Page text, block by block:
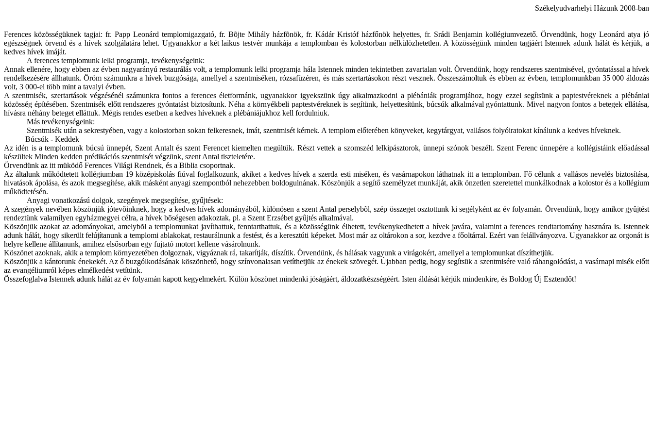
Székelyudvarhelyi Házunk 2008-ban
Ferences közösségüknek tagjai: fr. Papp Leonárd templomigazgató, fr. Bõjte Mihály házfõnök, fr. Kádár Kristóf házfőnök helyettes, fr. Srádi Benjamin kollégiumvezető. Örvendünk, hogy Leonárd atya jó
egészségnek örvend és a hívek szolgálatára lehet. Ugyanakkor a két laikus testvér munkája a templomban és kolostorban nélkülözhetetlen. A közösségünk minden tagjáért Istennek adunk hálát és kérjük, a
kedves hívek imáját.
A ferences templomunk lelki programja, tevékenységeink:
Annak ellenére, hogy ebben az évben nagyarányú restaurálás volt, a templomunk lelki programja hála Istennek minden tekintetben zavartalan volt. Örvendünk, hogy rendszeres szentmisével, gyóntatással a hívek
rendelkezésére állhatunk. Öröm számunkra a hívek buzgósága, amellyel a szentmiséken, rózsafüzéren, és más szertartásokon részt vesznek. Összeszámoltuk és ebben az évben, templomunkban 35 000 áldozás
volt, 3 000-el több mint a tavalyi évben.
A szentmisék, szertartások végzésénél számunkra fontos a ferences életformánk, ugyanakkor igyekszünk úgy alkalmazkodni a plébániák programjához, hogy ezzel segítsünk a paptestvéreknek a plébániai
közösség építésében. Szentmisék előtt rendszeres gyóntatást biztosítunk. Néha a környékbeli paptestvéreknek is segítünk, helyettesítünk, búcsúk alkalmával gyóntattunk. Mivel nagyon fontos a betegek ellátása,
hívásra néhány beteget elláttuk. Mégis rendes esetben a kedves híveknek a plébániájukhoz kell fordulniuk.
Más tevékenységeink:
Szentmisék után a sekrestyében, vagy a kolostorban sokan felkeresnek, imát, szentmisét kérnek. A templom előterében könyveket, kegytárgyat, vallásos folyóiratokat kínálunk a kedves híveknek.
Búcsúk - Keddek
Az idén is a templomunk búcsú ünnepét, Szent Antalt és szent Ferencet kiemelten megültük. Részt vettek a szomszéd lelkipásztorok, ünnepi szónok beszélt. Szent Ferenc ünnepére a kollégistáink előadással
készültek Minden kedden prédikációs szentmisét végzünk, szent Antal tiszteletére.
Örvendünk az itt müködő Ferences Világi Rendnek, és a Biblia csoportnak.
Az általunk működtetett kollégiumban 19 középiskolás fiúval foglalkozunk, akiket a kedves hívek a szerda esti miséken, és vasárnapokon láthatnak itt a templomban. Fő célunk a vallásos nevelés biztosítása,
hivatások ápolása, és azok megsegítése, akik másként anyagi szempontból nehezebben boldogulnának. Köszönjük a segítő személyzet munkáját, akik önzetlen szeretettel munkálkodnak a kolostor és a kollégium
működtetésén.
Anyagi vonatkozású dolgok, szegények megsegítése, gyűjtések:
A szegények nevében köszönjük jótevõinknek, hogy a kedves hívek adományából, különösen a szent Antal perselybõl, szép összeget osztottunk ki segélyként az év folyamán. Örvendünk, hogy amikor gyûjtést
rendeztünk valamilyen egyházmegyei célra, a hívek bõségesen adakoztak, pl. a Szent Erzsébet gyûjtés alkalmával.
Köszönjük azokat az adományokat, amelybõl a templomunkat javíthattuk, fenntarthattuk, és a közösségünk élhetett, tevékenykedhetett a hívek javára, valamint a ferences rendtartomány hasznára is. Istennek
adunk hálát, hogy sikerült felújítanunk a templomi ablakokat, restaurálnunk a festést, és a keresztúti képeket. Most már az oltárokon a sor, kezdve a főoltárral. Ezért van felállványozva. Ugyanakkor az orgonát is
helyre kellene állítanunk, amihez elsősorban egy fujtató motort kellene vásárolnunk.
Köszönet azoknak, akik a templom környezetében dolgoznak, vigyáznak rá, takarítják, díszítik. Örvendünk, és hálásak vagyunk a virágokért, amellyel a templomunkat díszíthetjük.
Köszönjük a kántorunk énekekét. Az ő buzgólkodásának köszönhető, hogy színvonalasan vetíthetjük az énekek szövegét. Újabban pedig, hogy segítsük a szentmisére való ráhangolódást, a vasárnapi misék előtt
az evangéliumról képes elmélkedést vetítünk.
Összefoglalva Istennek adunk hálát az év folyamán kapott kegyelmekért. Külön köszönet mindenki jóságáért, áldozatkészségéért. Isten áldását kérjük mindenkire, és Boldog Új Esztendőt!